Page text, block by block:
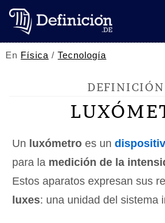
En Física /Tecnología
DEFINICIÓN
Un luxómetro es un
para la medición de la
Estos aparatos expresan sus
luxes: una unidad del sistema